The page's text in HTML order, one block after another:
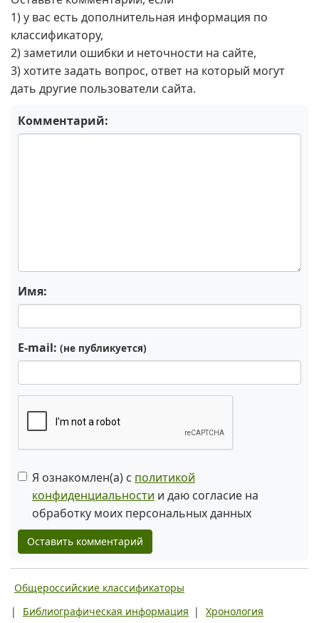
1) у вас есть дополнительная информация по
классификатору,
2) заметили ошибки и неточности на сайте,
3) хотите задать вопрос, ответ на который могут
дать другие пользователи сайта.
Комментарий:
Имя:
E-mail: (не публикуется)
Я ознакомлен(а) с политикой
конфиденциальности и даю согласие на
обработку моих персональных данных
Оставить комментарий
Общероссийские классификаторы
|
Библиографическая информация | Хронология